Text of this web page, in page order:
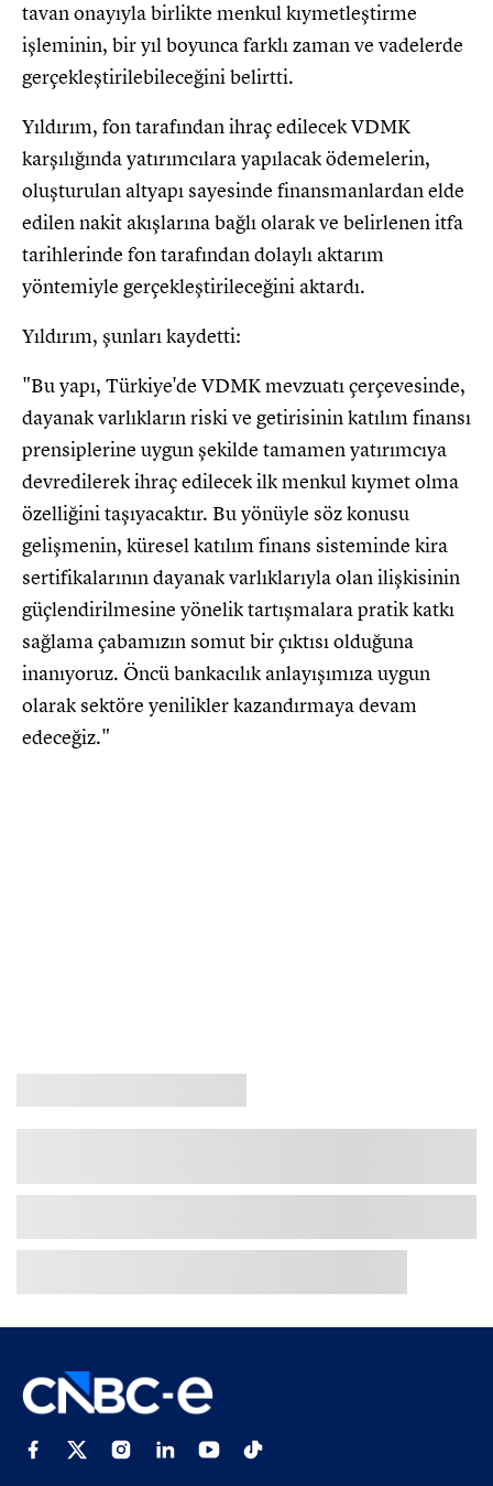
tavan onayıyla birlikte menkul kıymetleştirme
işleminin, bir yıl boyunca farklı zaman ve vadelerde
gerçekleştirilebileceğini belirtti.
Yıldırım, fon tarafından ihraç edilecek VDMK
karşılığında yatırımcılara yapılacak ödemelerin,
oluşturulan altyapı sayesinde finansmanlardan elde
edilen nakit akışlarına bağlı olarak ve belirlenen itfa
tarihlerinde fon tarafından dolaylı aktarım
yöntemiyle gerçekleştirileceğini aktardı.
Yıldırım, şunları kaydetti:
"Bu yapı, Türkiye'de VDMK mevzuatı çerçevesinde,
dayanak varlıkların riski ve getirisinin katılım finansı
prensiplerine uygun şekilde tamamen yatırımcıya
devredilerek ihraç edilecek ilk menkul kıymet olma
özelliğini taşıyacaktır. Bu yönüyle söz konusu
gelişmenin, küresel katılım finans sisteminde kira
sertifikalarının dayanak varlıklarıyla olan ilişkisinin
güçlendirilmesine yönelik tartışmalara pratik katkı
sağlama çabamızın somut bir çıktısı olduğuna
inanıyoruz. Öncü bankacılık anlayışımıza uygun
olarak sektöre yenilikler kazandırmaya devam
edeceğiz."